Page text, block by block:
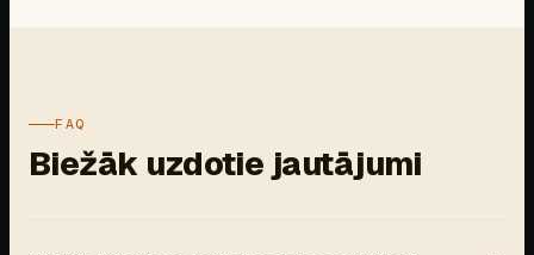
FAQ
Biežāk uzdotie jautājumi